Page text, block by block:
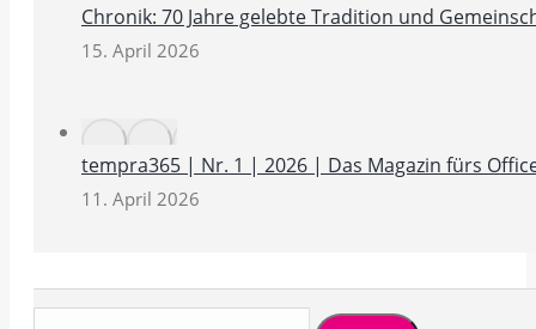
Chronik: 70 Jahre gelebte Tradition und
15. April 2026
tempra365 | Nr. 1 | 2026 | Das Magazin fürs
11. April 2026